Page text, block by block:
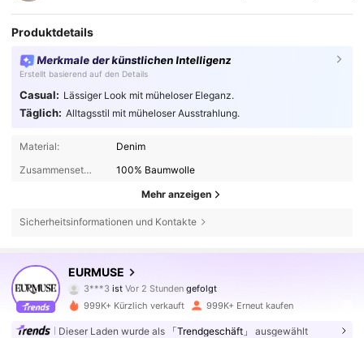
Produktdetails
Merkmale der künstlichen Intelligenz
Erstellt basierend auf den Details
Casual: Lässiger Look mit müheloser Eleganz.
Täglich: Alltagsstil mit müheloser Ausstrahlung.
Material:
Denim
Zusammensetzung:
100% Baumwolle
Mehr anzeigen
Sicherheitsinformationen und Kontakte
EURMUSE
4,75 355K Follower
3***3ist Vor 2 Stunden
r***m ist am Durchsuchen
4,75
355K Follower
999K+ Kürzlich verkauft 999K+ Erneut kaufen
Dieser Laden wurde als 「Trendgeschäft」 ausgewählt